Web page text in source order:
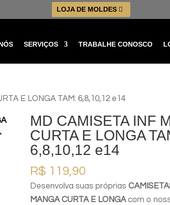
LOJA DE MOLDES
SERVIÇOS TRABALHE CONOSCO
E LONGA TAM: 6,8,10,12 e14
MD CAMISETA INF
CURTA E LONGA
6,8,10,12 e14
R$ 119,90
Desenvolva suas próprias
MANGA CURTA E LONGAcom o